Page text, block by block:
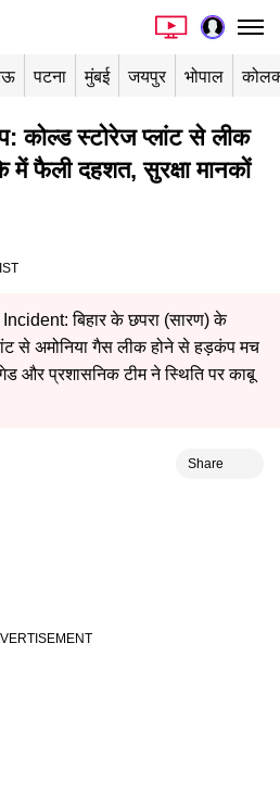
पटना मुंबई जयपुर भोपाल
कोल्ड स्टोरेज प्लांट से लीक
में फैली दहशत, सुरक्षा मानकों
बिहार के छपरा (सारण) के
से अमोनिया गैस लीक होने से हड़कंप मच
और प्रशासनिक टीम ने स्थिति पर काबू
Share